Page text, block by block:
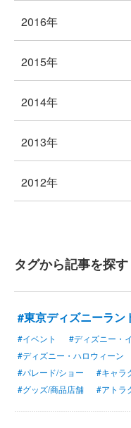
2016年
2015年
2014年
2013年
2012年
タグから記事を探す
#東京ディズニーラン
#イベント #ディズニー・
#ディズニー・ハロウィーン
#パレード/ショー
#キャラ
#グッズ/商品店舗
#アトラ